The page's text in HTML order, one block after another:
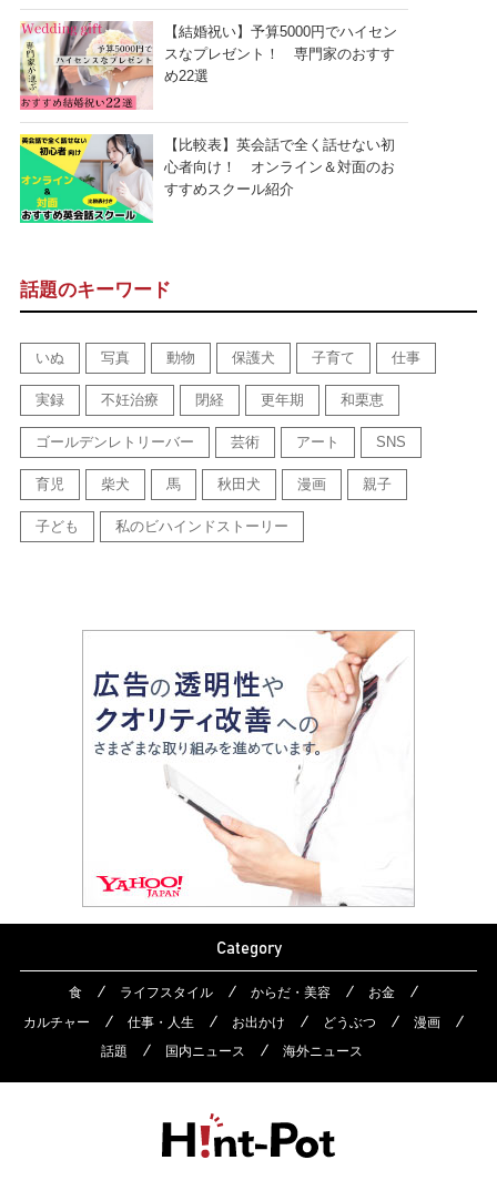
【結婚祝い】予算5000円でハイセン
スなプレゼント！ 専門家のおすす
め22選
【比較表】英会話で全く話せない初
心者向け！ オンライン＆対面のお
すすめスクール紹介
話題のキーワード
いぬ 写真 動物 保護犬 子育て 仕事
実録 不妊治療 閉経 更年期 和栗恵
ゴールデンレトリーバー 芸術 アート SNS
育児 柴犬 馬 秋田犬 漫画 親子
子ども 私のビハインドストーリー
Category
食 ライフスタイル からだ・美容
お金
カルチャー
仕事・人生 お出かけ どうぶつ
漫画
話題
国内ニュース 海外ニュース